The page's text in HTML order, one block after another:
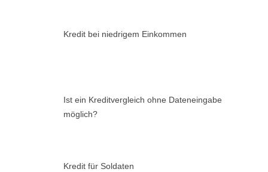
Kredit bei niedrigem Einkommen
Ist ein Kreditvergleich ohne Dateneingabe
möglich?
Kredit für Soldaten